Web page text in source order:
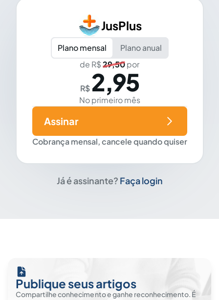
JusPlus
Plano mensal
Plano anual
de R$29,50por
R$ 2,95
No primeiro mês
Cobrança mensal, cancele quando quiser
Assinar
Já é assinante? Faça login
Publique seus artigos
Compartilhe conhecimento e ganhe reconhecimento. É